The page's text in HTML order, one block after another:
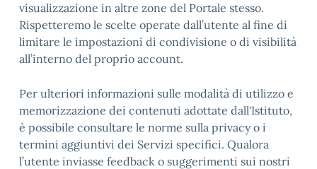
visualizzazione in altre zone del Portale stesso.
Rispetteremo le scelte operate dall’utente al fine di
limitare le impostazioni di condivisione o di visibilità
all’interno del proprio account.
Per ulteriori informazioni sulle modalità di utilizzo e
memorizzazione dei contenuti adottate dall'Istituto,
è possibile consultare le norme sulla privacy o i
termini aggiuntivi dei Servizi specifici. Qualora
l’utente inviasse feedback o suggerimenti sui nostri